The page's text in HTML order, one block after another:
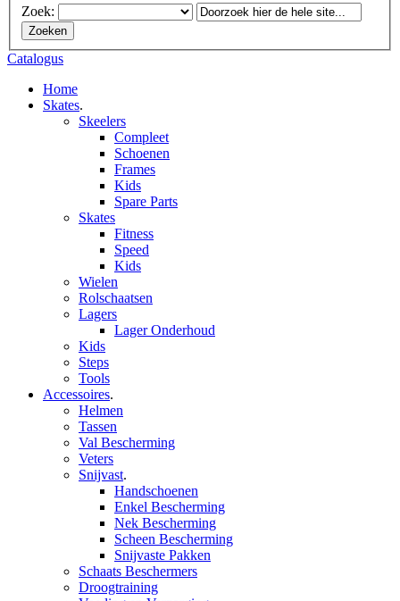
Zoek:
Zoeken
Catalogus
Home
Skates.
Skeelers
Compleet
Schoenen
Frames
Kids
Spare Parts
Skates
Fitness
Speed
Kids
Wielen
Rolschaatsen
Lagers
Lager Onderhoud
Kids
Steps
Tools
Accessoires.
Helmen
Tassen
Val Bescherming
Veters
Snijvast.
Handschoenen
Enkel Bescherming
Nek Bescherming
Scheen Bescherming
Snijvaste Pakken
Schaats Beschermers
Droogtraining